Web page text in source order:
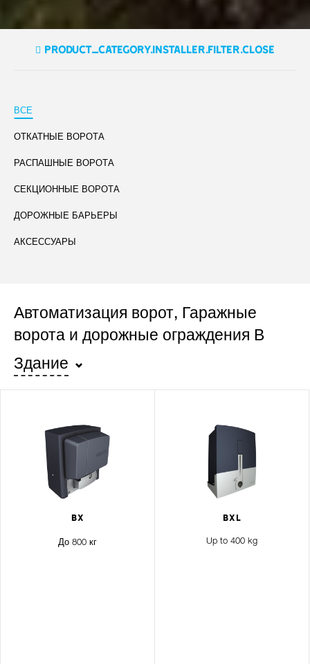
product_category.installer.filter.close
ВСЕ
ОТКАТНЫЕ ВОРОТА
РАСПАШНЫЕ ВОРОТА
СЕКЦИОННЫЕ ВОРОТА
ДОРОЖНЫЕ БАРЬЕРЫ
АКСЕССУАРЫ
Автоматизация ворот, Гаражные
ворота и дорожные ограждения В
Здание
BX
До 800 кг
BXL
Up to 400 kg